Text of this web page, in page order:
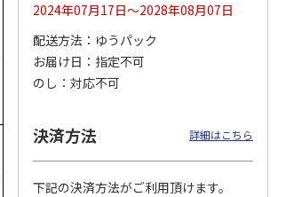
2024年07月17日～2028年08月07日
配送方法
ゆうパック
お届け日
指定不可
のし
対応不可
決済方法 詳細はこちら
下記の決済方法がご利用頂けます。